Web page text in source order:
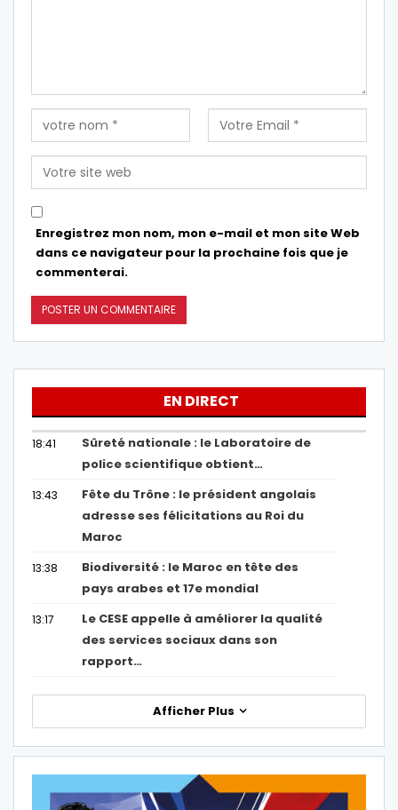
Enregistrez mon nom, mon e-mail et mon site Web
dans ce navigateur pour la prochaine fois que je
commenterai.
EN DIRECT
18:41
Sûreté nationale : le Laboratoire de
police scientifique obtient…
13:43
Fête du Trône : le président angolais
adresse ses félicitations au Roi du
Maroc
13:38
Biodiversité : le Maroc en tête des
pays arabes et 17e mondial
13:17
Le CESE appelle à améliorer la qualité
des services sociaux dans son
rapport…
Afficher Plus